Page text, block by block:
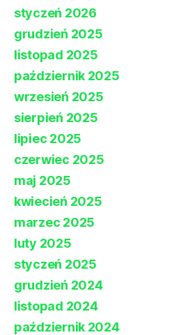
styczeń 2026
grudzień 2025
listopad 2025
październik 2025
wrzesień 2025
sierpień 2025
lipiec 2025
czerwiec 2025
maj 2025
kwiecień 2025
marzec 2025
luty 2025
styczeń 2025
grudzień 2024
listopad 2024
październik 2024